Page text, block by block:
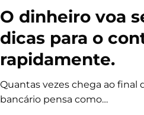
O dinheiro voa
dicas para o
rapidamente.
Quantas vezes chega ao final
bancário pensa como…